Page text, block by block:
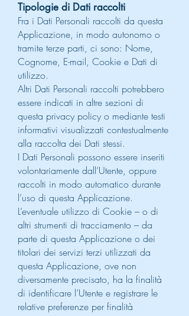
Tipologie di Dati raccolti
Fra i Dati Personali raccolti da questa
Applicazione, in modo autonomo o
tramite terze parti, ci sono: Nome,
Cognome, E-mail, Cookie e Dati di
utilizzo.
Altri Dati Personali raccolti potrebbero
essere indicati in altre sezioni di
questa privacy policy o mediante testi
informativi visualizzati contestualmente
alla raccolta dei Dati stessi.
I Dati Personali possono essere inseriti
volontariamente dall’Utente, oppure
raccolti in modo automatico durante
l’uso di questa Applicazione.
L’eventuale utilizzo di Cookie – o di
altri strumenti di tracciamento – da
parte di questa Applicazione o dei
titolari dei servizi terzi utilizzati da
questa Applicazione, ove non
diversamente precisato, ha la finalità
di identificare l’Utente e registrare le
relative preferenze per finalità